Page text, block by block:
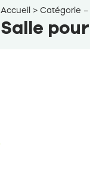
Accueil >Catégorie –
Salle